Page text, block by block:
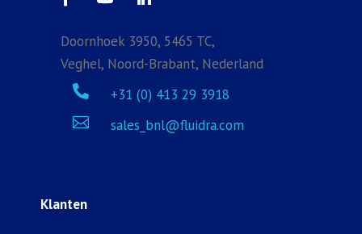
Doornhoek 3950, 5465 TC,
Veghel, Noord-Brabant, Nederland
 +31 (0) 413 29 3918
 sales_bnl@fluidra.com
Klanten